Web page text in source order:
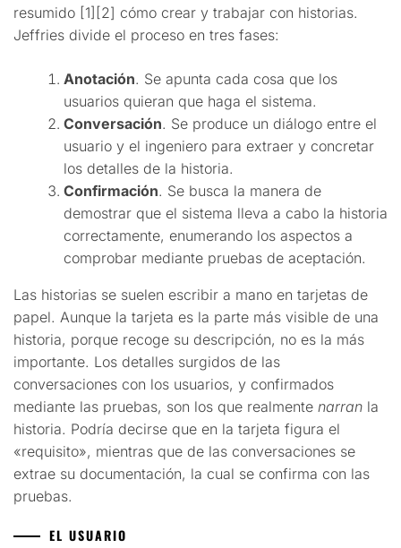
resumido [1][2] cómo crear y trabajar con historias.
Jeffries divide el proceso en tres fases:
Anotación. Se apunta cada cosa que los
usuarios quieran que haga el sistema.
Conversación. Se produce un diálogo entre el
usuario y el ingeniero para extraer y concretar
los detalles de la historia.
Confirmación. Se busca la manera de
demostrar que el sistema lleva a cabo la historia
correctamente, enumerando los aspectos a
comprobar mediante pruebas de aceptación.
Las historias se suelen escribir a mano en tarjetas de
papel. Aunque la tarjeta es la parte más visible de una
historia, porque recoge su descripción, no es la más
importante. Los detalles surgidos de las
conversaciones con los usuarios, y confirmados
mediante las pruebas, son los que realmente narran la
historia. Podría decirse que en la tarjeta figura el
«requisito», mientras que de las conversaciones se
extrae su documentación, la cual se confirma con las
pruebas.
EL USUARIO